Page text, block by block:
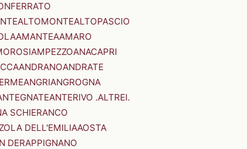
ALTOMONTEALTOPASCIO
AMANTEAAMARO
AMPEZZOANACAPRI
ANDRANOANDRATE
ANGRIANGROGNA
ANTERIVO .ALTREI.
SCHIERANCO
DELL'EMILIAAOSTA
DERAPPIGNANO